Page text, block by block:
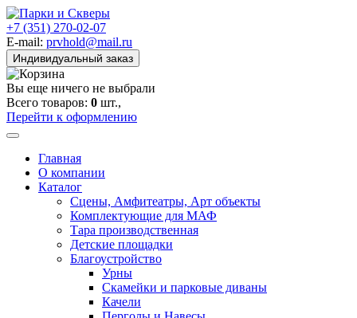
+7 (351) 270-02-07
E-mail: prvhold@mail.ru
Индивидуальный заказ
Вы еще ничего не выбрали
Всего товаров: 0 шт.,
Перейти к оформлению
Главная
О компании
Каталог
Сцены, Амфитеатры, Арт объекты
Комплектующие для МАФ
Тара производственная
Детские площадки
Благоустройство
Урны
Скамейки и парковые диваны
Качели